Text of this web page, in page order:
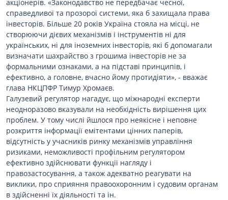
акціонерів. «Законодавство не передбачає чесної,
справедливої та прозорої системи, яка б захищала права
інвесторів. Більше 20 років Україна стояла на місці, не
створюючи дієвих механізмів і інструментів ні для
українських, ні для іноземних інвесторів, які б допомагали
визначати шахрайство з грошима інвесторів не за
формальними ознаками, а на підставі принципів, і
ефективно, а головне, вчасно йому протидіяти», - вважає
глава НКЦПФР Тимур Хромаєв.
Галузевий регулятор нагадує, що міжнародні експерти
неодноразово вказували на необхідність вирішення цих
проблем. У тому числі йшлося про неякісне і неповне
розкриття інформації емітентами цінних паперів,
відсутність у учасників ринку механізмів управління
ризиками, неможливості профільним регулятором
ефективно здійснювати функції нагляду і
правозастосування, а також адекватно реагувати на
виклики, про сприяння правоохоронним і судовим органам
в здійсненні їх діяльності та ін.